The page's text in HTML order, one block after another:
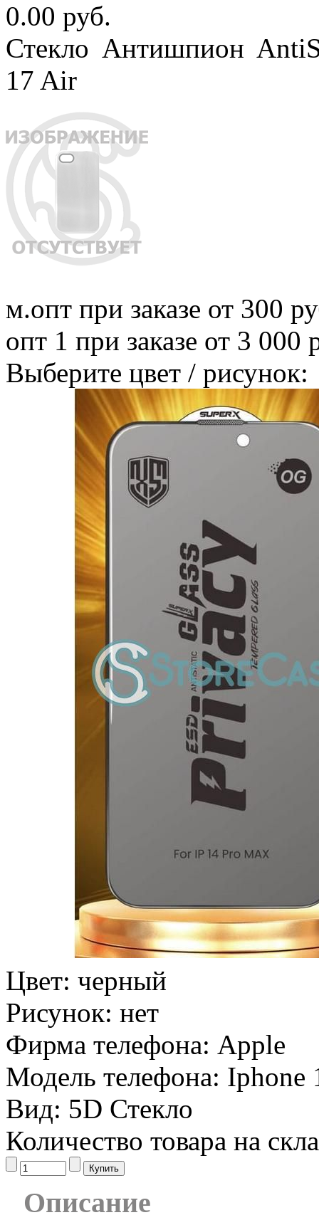
0.00 руб.
Стекло Антишпион
17 Air
м.опт при заказе от 300
опт 1 при заказе от 3 000
Выберите цвет / рисунок:
Цвет: черный
Рисунок: нет
Фирма телефона: Apple
Модель телефона: Iphone
Вид: 5D Стекло
Количество товара на
Описание